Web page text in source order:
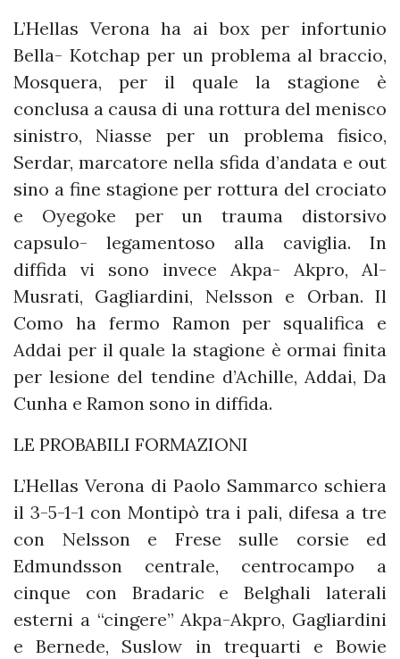
L’Hellas Verona ha ai box per infortunio
Bella- Kotchap per un problema al braccio,
Mosquera, per il quale la stagione è
conclusa a causa di una rottura del menisco
sinistro, Niasse per un problema fisico,
Serdar, marcatore nella sfida d’andata e out
sino a fine stagione per rottura del crociato
e Oyegoke per un trauma distorsivo
capsulo- legamentoso alla caviglia. In
diffida vi sono invece Akpa- Akpro, Al-
Musrati, Gagliardini, Nelsson e Orban. Il
Como ha fermo Ramon per squalifica e
Addai per il quale la stagione è ormai finita
per lesione del tendine d’Achille, Addai, Da
Cunha e Ramon sono in diffida.
LE PROBABILI FORMAZIONI
L’Hellas Verona di Paolo Sammarco schiera
il 3-5-1-1 con Montipò tra i pali, difesa a tre
con Nelsson e Frese sulle corsie ed
Edmundsson centrale, centrocampo a
cinque con Bradaric e Belghali laterali
esterni a “cingere” Akpa-Akpro, Gagliardini
e Bernede, Suslow in trequarti e Bowie